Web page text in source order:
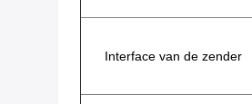
Interface van de zender